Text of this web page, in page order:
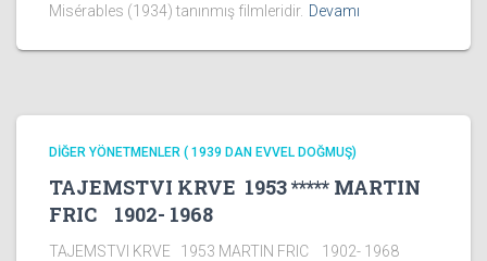
Misérables (1934) tanınmış filmleridir. Devamı
DİĞER YÖNETMENLER ( 1939 DAN EVVEL DOĞMUŞ)
TAJEMSTVI KRVE 1953 ***** MARTIN
FRIC 1902- 1968
TAJEMSTVI KRVE 1953 MARTIN FRIC 1902- 1968